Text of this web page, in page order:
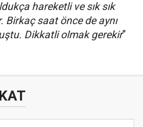
hareketli ve sık sık
Birkaç saat önce de aynı
Dikkatli olmak gerekir”